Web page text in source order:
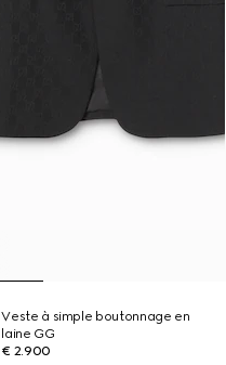
Veste à simple boutonnage en
laine GG
€ 2.900